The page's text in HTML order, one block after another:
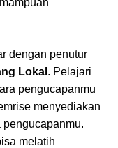
dengan penutur
Lokal . Pelajari
pengucapanmu
menyediakan
melatih